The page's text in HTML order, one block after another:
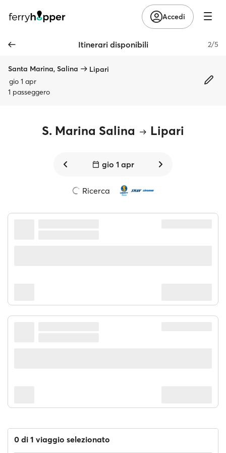
Accedi
Itinerari disponibili 2/5
Santa Marina, Salina
Lipari
gio 1 apr
1 passeggero
S. Marina Salina Lipari
gio 1 apr
Ricerca
0 di 1 viaggio selezionato